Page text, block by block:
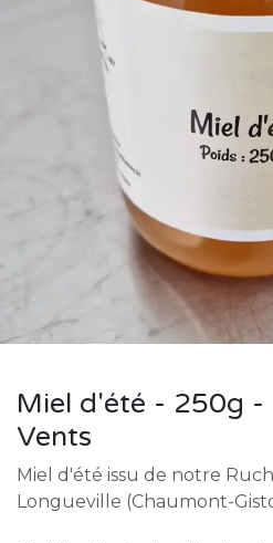
Miel d'été - 250g -
Vents
Miel d'été issu de notre
Longueville (Chaumont-